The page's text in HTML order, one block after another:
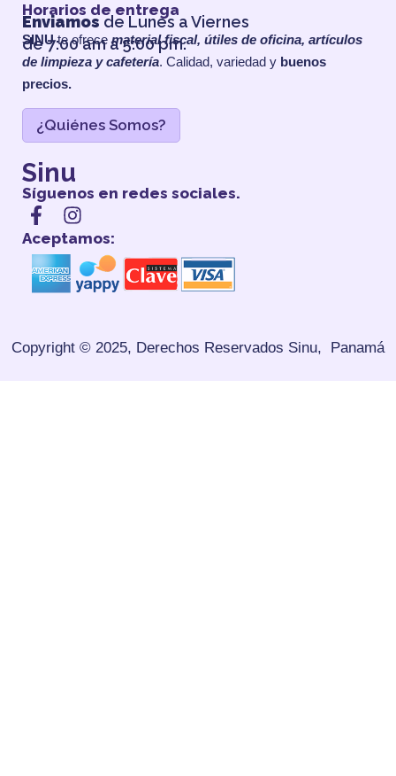
Horarios de entrega
Enviamos de Lunes a Viernes
de 7:00 am a 5:00 pm.
SINUte ofrecematerial fiscal, útiles de oficina, artículos
de limpieza y cafetería. Calidad, variedad y buenos
precios.
¿Quiénes Somos?
Sinu
Síguenos en redes sociales.
Aceptamos:
Copyright © 2025, Derechos Reservados Sinu, Panamá